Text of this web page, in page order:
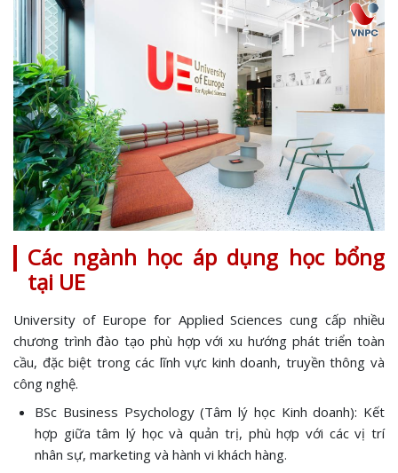
Các ngành học áp dụng học bổng
tại UE
University of Europe for Applied Sciences cung cấp nhiều
chương trình đào tạo phù hợp với xu hướng phát triển toàn
cầu, đặc biệt trong các lĩnh vực kinh doanh, truyền thông và
công nghệ.
BSc Business Psychology (Tâm lý học Kinh doanh): Kết
hợp giữa tâm lý học và quản trị, phù hợp với các vị trí
nhân sự, marketing và hành vi khách hàng.